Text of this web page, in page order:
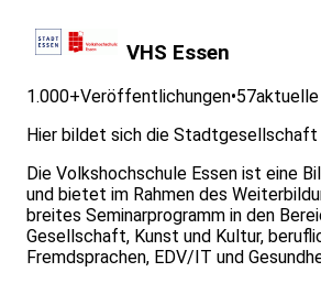
VHS Essen
1.000+Veröffentlichungen•57
Hier bildet sich die Stadtgesellschaft
Die Volkshochschule Essen ist eine
und bietet im Rahmen des
breites Seminarprogramm in den
Gesellschaft, Kunst und Kultur,
Fremdsprachen, EDV/IT und